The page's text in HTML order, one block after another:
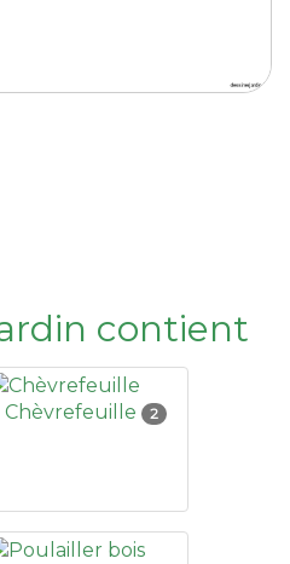
contient
Chèvrefeuille 2